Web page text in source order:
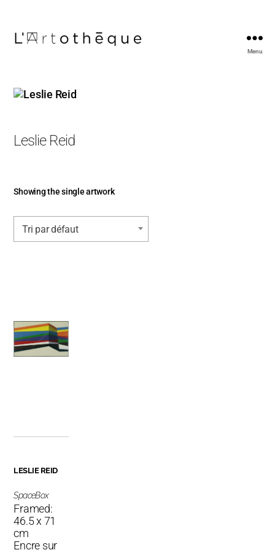
Menu
Leslie Reid
Showing the single artwork
Tri par défaut
LESLIE REID
SpaceBox
Framed:
46.5 x 71
cm
Encre sur